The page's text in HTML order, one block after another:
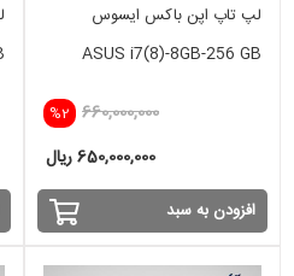
لپ تاپ اپن باکس ایسوس
ASUS i7(8)-8GB-256 GB
%2 660,000,000
650,000,000 ریال
افزودن به سبد